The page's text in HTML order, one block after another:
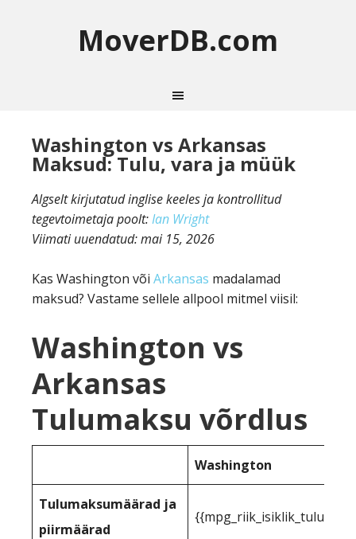
MoverDB.com
Washington vs Arkansas
Maksud: Tulu, vara ja müük
Algselt kirjutatud inglise keeles ja kontrollitud
tegevtoimetaja poolt:Ian Wright
Viimati uuendatud:mai 15, 2026
Kas Washington või Arkansas madalamad
maksud? Vastame sellele allpool mitmel viisil:
Washington vs
Arkansas
Tulumaksu võrdlus
Washington
Tulumaksumäärad ja
piirmäärad